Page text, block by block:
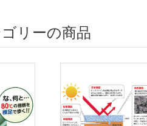
リーの商品